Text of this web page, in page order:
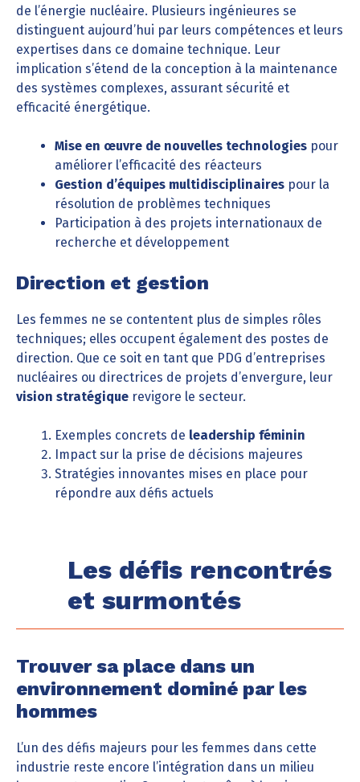
de l’énergie nucléaire. Plusieurs ingénieures se
distinguent aujourd’hui par leurs compétences et leurs
expertises dans ce domaine technique. Leur
implication s’étend de la conception à la maintenance
des systèmes complexes, assurant sécurité et
efficacité énergétique.
Mise en œuvre de nouvelles technologies pour
améliorer l’efficacité des réacteurs
Gestion d’équipes multidisciplinaires pour la
résolution de problèmes techniques
Participation à des projets internationaux de
recherche et développement
Direction et gestion
Les femmes ne se contentent plus de simples rôles
techniques; elles occupent également des postes de
direction. Que ce soit en tant que PDG d’entreprises
nucléaires ou directrices de projets d’envergure, leur
vision stratégique revigore le secteur.
Exemples concrets de leadership féminin
Impact sur la prise de décisions majeures
Stratégies innovantes mises en place pour
répondre aux défis actuels
Les défis rencontrés
et surmontés
Trouver sa place dans un
environnement dominé par les
hommes
L’un des défis majeurs pour les femmes dans cette
industrie reste encore l’intégration dans un milieu